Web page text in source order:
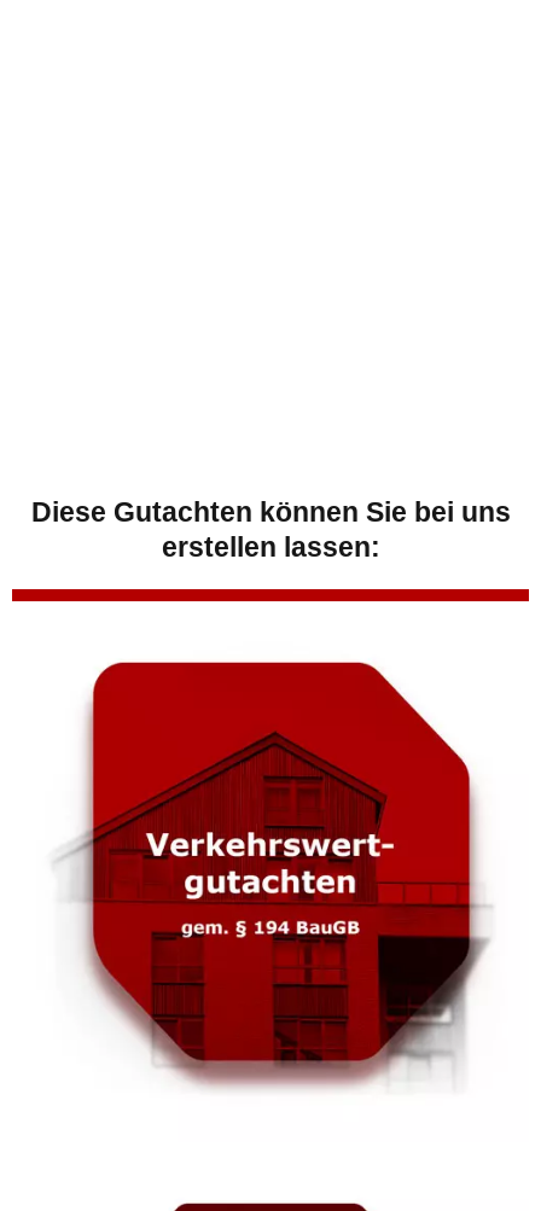
Diese Gutachten können Sie bei uns
erstellen lassen: